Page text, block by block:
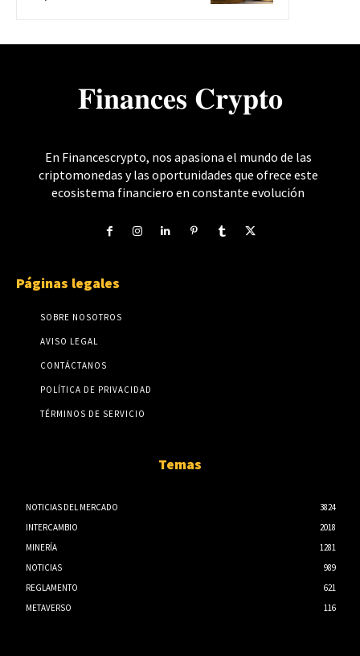
𝐅𝐢𝐧𝐚𝐧𝐜𝐞𝐬 𝐂𝐫𝐲𝐩𝐭𝐨
En Financescrypto, nos apasiona el mundo de las
criptomonedas y las oportunidades que ofrece este
ecosistema financiero en constante evolución
Páginas legales
SOBRE NOSOTROS
AVISO LEGAL
CONTÁCTANOS
POLÍTICA DE PRIVACIDAD
TÉRMINOS DE SERVICIO
Temas
NOTICIAS DEL MERCADO
3824
INTERCAMBIO
2018
MINERÍA
1281
NOTICIAS
989
REGLAMENTO
621
METAVERSO
116